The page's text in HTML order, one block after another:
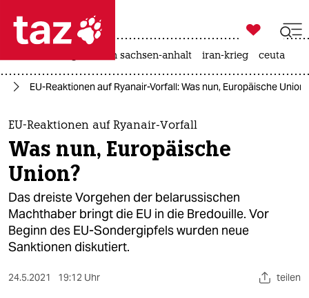
 taz zahl ich
taz zahl ich
themen
politik
öko
gesellschaft
kultur
sport

taz zahl ich
landtagswahl in sachsen-anhalt iran-krieg ceuta
EU-Reaktionen auf Ryanair-Vorfall: Was nun, Europäische Union?
EU-Reaktionen auf Ryanair-Vorfall
Was nun, Europäische
Union?
Das dreiste Vorgehen der belarussischen
Machthaber bringt die EU in die Bredouille. Vor
Beginn des EU-Sondergipfels wurden neue
Sanktionen diskutiert.
24.5.2021 19:12 Uhr teilen